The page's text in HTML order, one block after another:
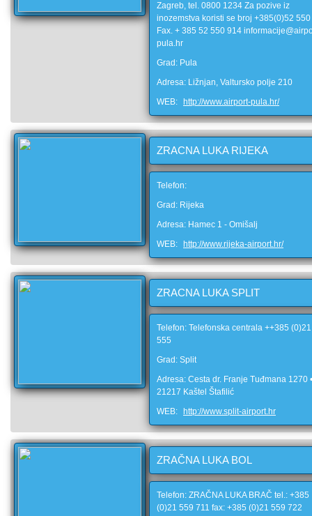
Zagreb, tel. 0800 1234 Za pozive iz
inozemstva koristi se broj +385(0)52
Fax. + 385 52 550 914
pula.hr
Grad: Pula
Adresa: Ližnjan, Valtursko polje 210
WEB:
http://www.airport-pula.hr/
ZRACNA LUKA RIJEKA
Telefon:
Grad: Rijeka
Adresa: Hamec 1 - Omišalj
WEB:
http://www.rijeka-airport.hr/
ZRACNA LUKA SPLIT
Telefon: Telefonska centrala ++385
555
Grad: Split
Adresa: Cesta dr. Franje Tuđmana 1270 •
21217 Kaštel Štafilić
WEB:
http://www.split-airport.hr
ZRAČNA LUKA BOL
Telefon: ZRAČNA LUKA BRAČ tel.: +385
(0)21 559 711 fax: +385 (0)21 559 722